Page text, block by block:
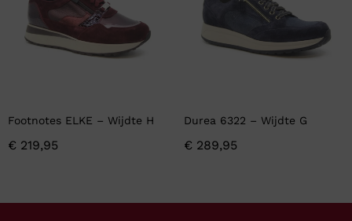
Footnotes ELKE – Wijdte H
€ 219,95
Durea 6322 – Wijdte G
€ 289,95